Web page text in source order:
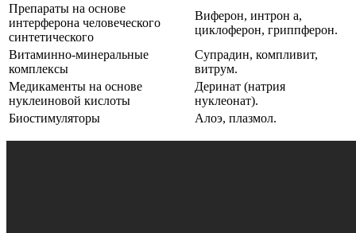
Препараты на основе
интерферона человеческого
синтетического
Виферон, интрон а,
циклоферон, гриппферон.
Витаминно-минеральные
комплексы
Супрадин, компливит,
витрум.
Медикаменты на основе
нуклеиновой кислоты
Деринат (натрия
нуклеонат).
Биостимуляторы
Алоэ, плазмол.